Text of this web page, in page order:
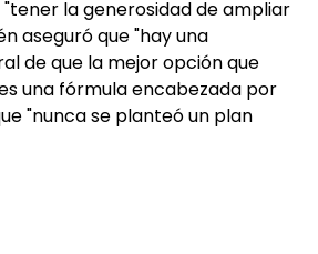
la generosidad de ampliar
aseguró que "hay una
de que la mejor opción que
una fórmula encabezada por
"nunca se planteó un plan